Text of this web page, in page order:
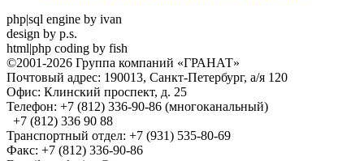
php|sql engine by ivan
design by p.s.
html|php coding by fish
©2001-2026 Группа компаний «ГРАНАТ»
Почтовый адрес: 190013, Санкт-Петербург, а/я 120
Офис: Клинский проспект, д. 25
Телефон: +7 (812) 336-90-86 (многоканальный)
+7 (812) 336 90 88
Транспортный отдел: +7 (931) 535-80-69
Факс: +7 (812) 336-90-86